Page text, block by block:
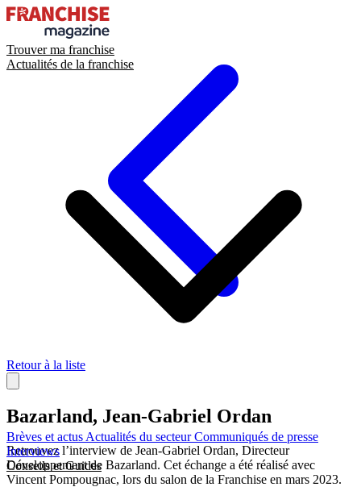
Trouver ma franchise
Actualités de la franchise
Brèves et actus Actualités du secteurCommuniqués de presse
Interviews
Conseils et Guides
Retour à la liste
Bazarland, Jean-Gabriel Ordan
Retrouvez l’interview de Jean-Gabriel Ordan, Directeur
Développement de Bazarland. Cet échange a été réalisé avec
Vincent Pompougnac, lors du salon de la Franchise en mars 2023.